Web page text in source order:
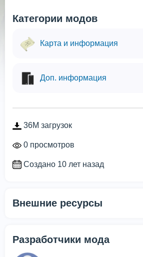
Категории модов
Карта и информация
Доп. информация
36M загрузок
0 просмотров
Создано 10 лет назад
Внешние ресурсы
Разработчики мода